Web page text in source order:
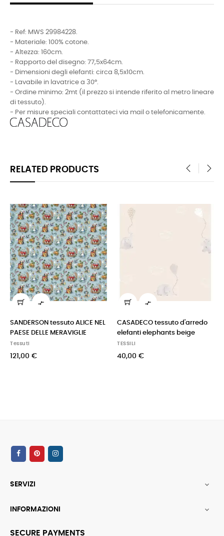
- Ref: MWS 29984228.
- Materiale: 100% cotone.
- Altezza: 160cm.
- Rapporto del disegno: 77,5x64cm.
- Dimensioni degli elefanti: circa 8,5x10cm.
- Lavabile in lavatrice a 30°.
- Ordine minimo: 2mt (il prezzo si intende riferito al metro lineare
di tessuto).
- Per misure speciali contattateci via mail o telefonicamente.
RELATED PRODUCTS

SANDERSON tessuto ALICE NEL
PAESE DELLE MERAVIGLIE
Tessuti
121,00 €

CASADECO tessuto d'arredo
elefanti elephants beige
TESSILI
40,00 €
SERVIZI 
INFORMAZIONI 
SECURE PAYMENTS